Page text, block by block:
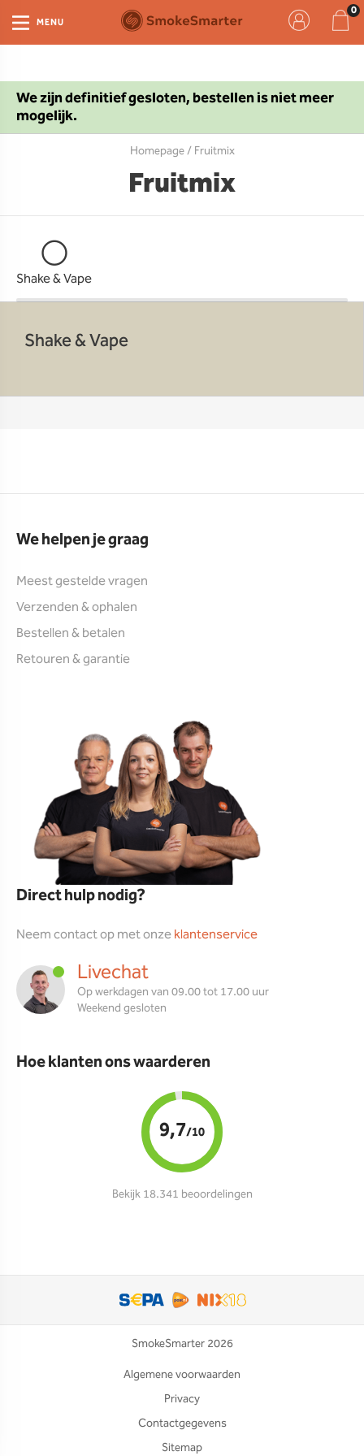
We zijn definitief gesloten, bestellen is niet meer
mogelijk.
MENU
Homepage/ Fruitmix
Fruitmix
Shake & Vape
Shake & Vape
We helpen je graag
Meest gestelde vragen
Verzenden & ophalen
Bestellen & betalen
Retouren & garantie
Direct hulp nodig?
Neem contact op met onzeklantenservice
Livechat
Op werkdagen van 09.00 tot 17.00 uur
Weekend gesloten
Hoe klanten ons waarderen
9,7/10
Bekijk 18.341 beoordelingen
SmokeSmarter 2026
Algemene voorwaarden
Privacy
Contactgegevens
Sitemap